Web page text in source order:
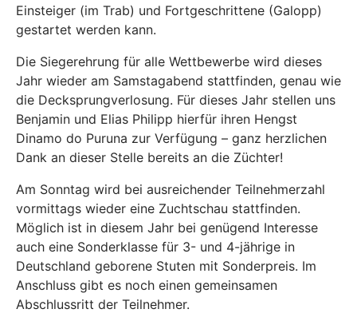
Einsteiger (im Trab) und Fortgeschrittene (Galopp)
gestartet werden kann.
Die Siegerehrung für alle Wettbewerbe wird dieses
Jahr wieder am Samstagabend stattfinden, genau wie
die Decksprungverlosung. Für dieses Jahr stellen uns
Benjamin und Elias Philipp hierfür ihren Hengst
Dinamo do Puruna zur Verfügung – ganz herzlichen
Dank an dieser Stelle bereits an die Züchter!
Am Sonntag wird bei ausreichender Teilnehmerzahl
vormittags wieder eine Zuchtschau stattfinden.
Möglich ist in diesem Jahr bei genügend Interesse
auch eine Sonderklasse für 3- und 4-jährige in
Deutschland geborene Stuten mit Sonderpreis. Im
Anschluss gibt es noch einen gemeinsamen
Abschlussritt der Teilnehmer.